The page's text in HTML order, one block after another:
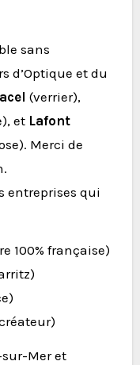
sans
d’Optique et du
(verrier),
etLafont
Merci de
entreprises qui
100% française)
Mer et